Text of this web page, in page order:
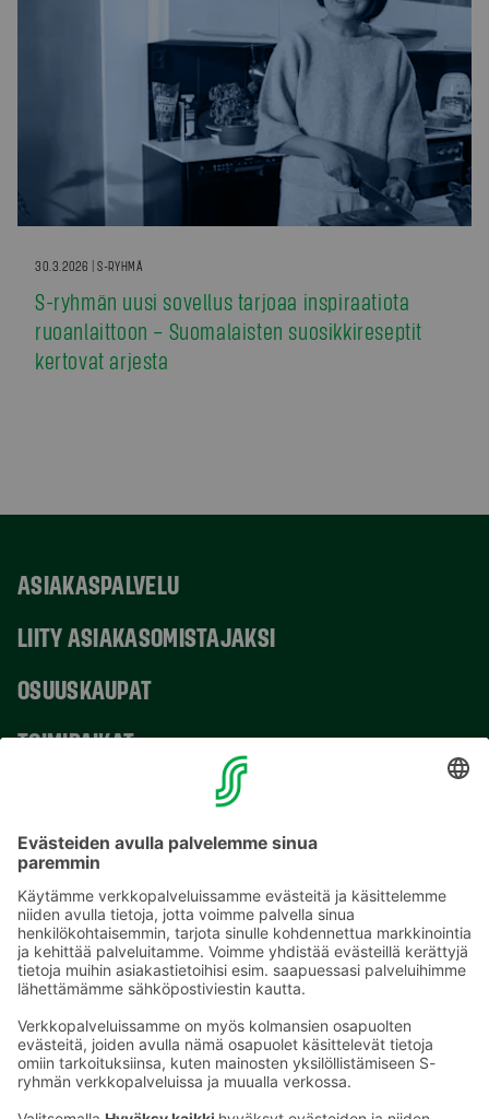
30.3.2026 | S-RYHMÄ
S-ryhmän uusi sovellus tarjoaa inspiraatiota
ruoanlaittoon – Suomalaisten suosikkireseptit
kertovat arjesta
ASIAKASPALVELU
LIITY ASIAKASOMISTAJAKSI
OSUUSKAUPAT
TOIMIPAIKAT
Sähköpostiosoitteet S-ryhmässä ovat muotoa
etunimi.sukunimi@sok.fi
Seuraa meitä: